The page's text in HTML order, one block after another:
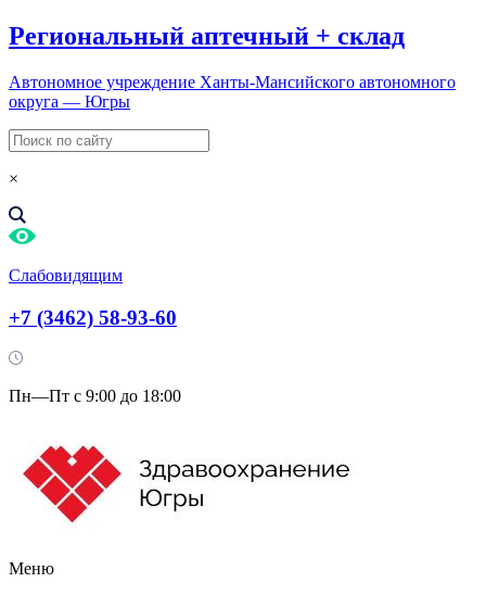
Региональный аптечный + склад
Автономное учреждение Ханты-Мансийского автономного
округа — Югры
×
Слабовидящим
+7 (3462) 58-93-60
Пн—Пт с 9:00 до 18:00
Меню